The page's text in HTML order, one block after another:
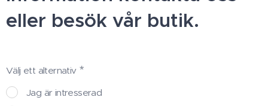
eller besök vår butik.
Välj ett alternativ
Jag är intresserad